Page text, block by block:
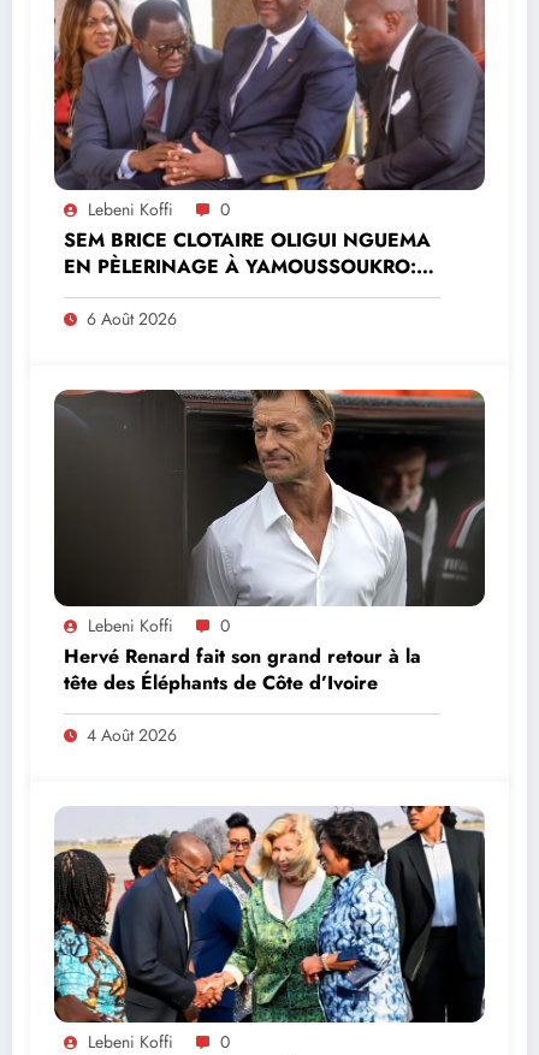
Lebeni Koffi 0
SEM BRICE CLOTAIRE OLIGUI NGUEMA
EN PÈLERINAGE À YAMOUSSOUKRO:LE
MINISTRE PAULIN CLAUDE DANHO
PREND PART À LA CÉRÉMONIE
6 Août 2026
Lebeni Koffi 0
Hervé Renard fait son grand retour à la
tête des Éléphants de Côte d’Ivoire
4 Août 2026
Lebeni Koffi 0